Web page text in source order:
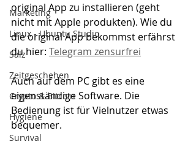
Marketing
Linux - Ubuntu Studio
Salz
Zeitgeschehen
Crypto & Bitcoin
Hygiene
Survival
original App zu installieren (geht
nicht mit Apple produkten). Wie du
die original App bekommst erfährst
du hier: Telegram zensurfrei
Auch auf dem PC gibt es eine
eigenständige Software. Die
Bedienung ist für Vielnutzer etwas
bequemer.